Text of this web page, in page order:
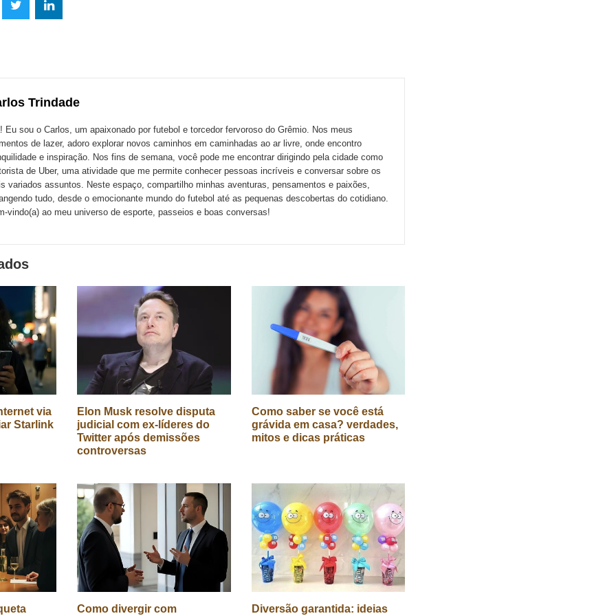
Trindade
Eu sou o Carlos, um apaixonado por futebol e torcedor fervoroso do Grêmio. Nos meus
de lazer, adoro explorar novos caminhos em caminhadas ao ar livre, onde encontro
e inspiração. Nos fins de semana, você pode me encontrar dirigindo pela cidade como
de Uber, uma atividade que me permite conhecer pessoas incríveis e conversar sobre os
variados assuntos. Neste espaço, compartilho minhas aventuras, pensamentos e paixões,
tudo, desde o emocionante mundo do futebol até as pequenas descobertas do cotidiano.
vindo(a) ao meu universo de esporte, passeios e boas conversas!
via
Starlink
Elon Musk resolve disputa
judicial com ex-líderes do
Twitter após demissões
controversas
Como saber se você está
grávida em casa? verdades,
mitos e dicas práticas
Como divergir com Diversão garantida: ideias